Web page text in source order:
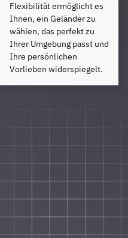
Flexibilität ermöglicht es
Ihnen, ein Geländer zu
wählen, das perfekt zu
Ihrer Umgebung passt und
Ihre persönlichen
Vorlieben widerspiegelt.